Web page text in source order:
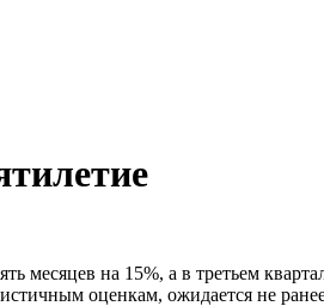
месяцев на 15%, а в третьем
оценкам, ожидается не